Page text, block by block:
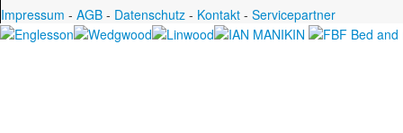
Impressum - AGB - Datenschutz - Kontakt - Servicepartner